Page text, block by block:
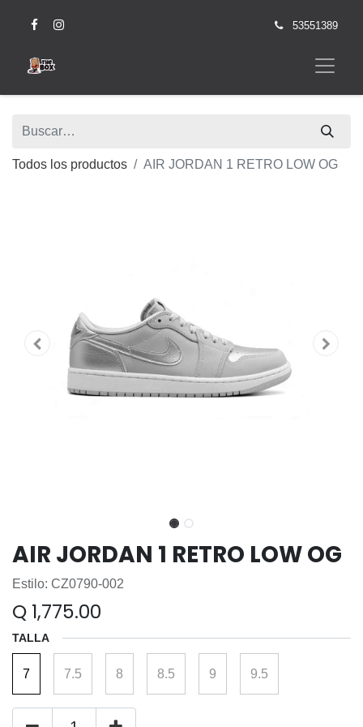
53551389
Todos los productos AIR JORDAN 1 RETRO LOW OG
AIR JORDAN 1 RETRO LOW OG
Estilo: CZ0790-002
Q 1,775.00
TALLA
7 7.5 8 8.5 9 9.5